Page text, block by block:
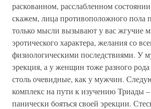
раскованном, расслабленном
скажем, лица противоположного пола
только мысли вызывают у вас жгучие
эротического характера, желания со
физиологическими последствиями. У
эрекция, а у женщин тоже разного
столь очевидные, как у мужчин.
комплекс на пути к изучению Триады
панически бояться своей эрекции.